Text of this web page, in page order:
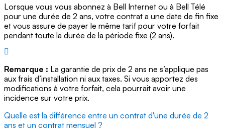
Lorsque vous vous abonnez à Bell Internet ou à Bell Télé
pour une durée de 2 ans, votre contrat a une date de fin fixe
et vous assure de payer le même tarif pour votre forfait
pendant toute la durée de la période fixe (2 ans).
Remarque : La garantie de prix de 2 ans ne s’applique pas
aux frais d’installation ni aux taxes. Si vous apportez des
modifications à votre forfait, cela pourrait avoir une
incidence sur votre prix.
Quelle est la différence entre un contrat d'une durée de 2
ans et un contrat mensuel ?